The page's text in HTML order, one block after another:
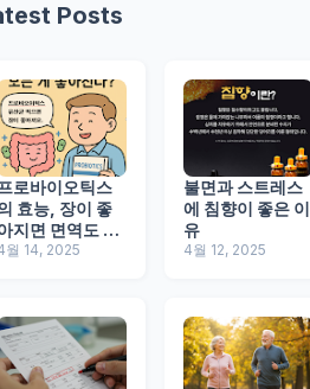
Posts
로바이오틱스
효능, 장이 좋
지면 면역도 산
월 14, 2025
불면과 스트레스
에 침향이 좋은 이
유
4월 12, 2025